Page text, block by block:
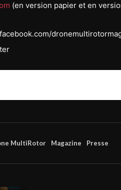
(en version papier et en
MultiRotor Magazine Presse